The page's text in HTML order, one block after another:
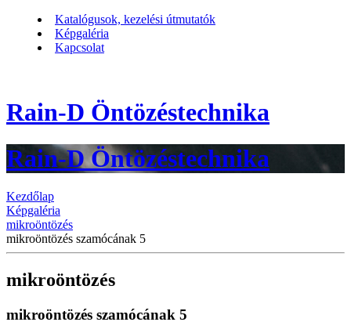
Katalógusok, kezelési útmutatók
Képgaléria
Kapcsolat
Rain-D Öntözéstechnika
Rain-D Öntözéstechnika
Kezdőlap
Képgaléria
mikroöntözés
mikroöntözés szamócának 5
mikroöntözés
mikroöntözés szamócának 5